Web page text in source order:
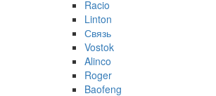
Racio
Linton
Связь
Vostok
Alinco
Roger
Baofeng